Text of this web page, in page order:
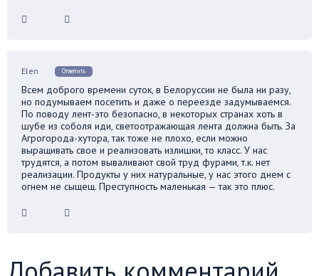
Elen Ответить
Всем доброго времени суток, в Белоруссии не была ни разу,
но подумываем посетить и даже о переезде задумываемся.
По поводу лент-это безопасно, в некоторых странах хоть в
шубе из соболя иди, светоотражающая лента должна быть. За
Агрогорода-хутора, так тоже не плохо, если можно
выращивать свое и реализовать излишки, то класс. У нас
трудятся, а потом вываливают свой труд фурами, т.к. нет
реализации. Продукты у них натуральные, у нас этого днем с
огнем не сыщещ. Преступность маленькая — так это плюс.